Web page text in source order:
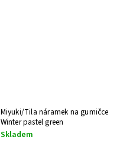
Miyuki/Tila náramek na gumičce
Winter pastel green
Skladem